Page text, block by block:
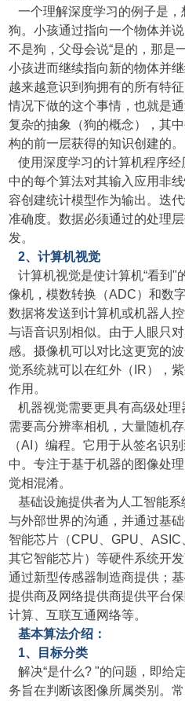
一个理解深度学习的例子是，
狗。小孩通过指向一个物体并
不是狗，父母会说“是的，那是
小孩进而继续指向新的物体并
越来越意识到狗拥有的所有特
情况下做的这个事情，也就是
复杂的抽象（狗的概念），其
构的前一层获得的知识创建的。
使用深度学习的计算机程序
中的每个算法对其输入应用非
容创建统计模型作为输出。迭
准确度。数据必须通过的处理
发。
2、计算机视觉
计算机视觉是使计算机“看到"
像机，模数转换（ADC）和数
数据将发送到计算机或机器人
与语音识别相似。由于人眼只
感。摄像机可以对比这更宽的
觉系统就可以在红外（IR），
作用。
机器视觉需要更具有高级处
需要高分辨率相机，大量随机
（AI）编程。它用于从签名识
中。专注于基于机器的图像处
觉相混淆。
基础设施提供者为人工智能
与外部世界的沟通，并通过基
智能芯片（CPU、GPU、
其它智能芯片）等硬件系统开
通过新型传感器制造商提供；
提供商及网络提供商提供平台
计算、互联互通网络等。
基本算法介绍：
1、目标分类
解决“是什么? "的问题，即给
务旨在判断该图像所属类别。